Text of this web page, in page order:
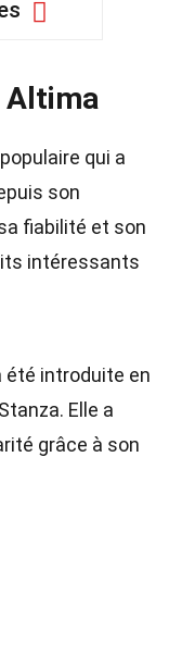
Altima
qui a
son
fiabilité et son
intéressants
été introduite en
Elle a
grâce à son